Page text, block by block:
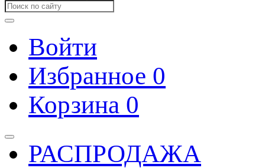
Войти
Избранное 0
Корзина 0
РАСПРОДАЖА